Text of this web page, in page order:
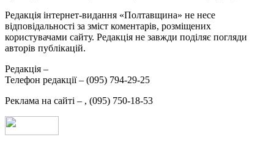
Редакція інтернет-видання «Полтавщина» не несе
відповідальності за зміст коментарів, розміщених
користувачами сайту. Редакція не завжди поділяє погляди
авторів публікацій.
Редакція –
Телефон редакції – (095) 794-29-25
Реклама на сайті – , (095) 750-18-53